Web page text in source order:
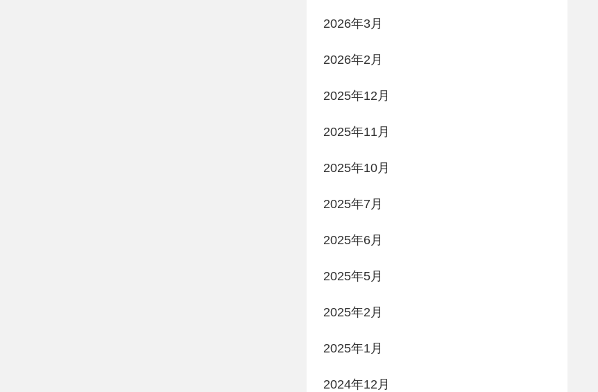
2026年3月
2026年2月
2025年12月
2025年11月
2025年10月
2025年7月
2025年6月
2025年5月
2025年2月
2025年1月
2024年12月